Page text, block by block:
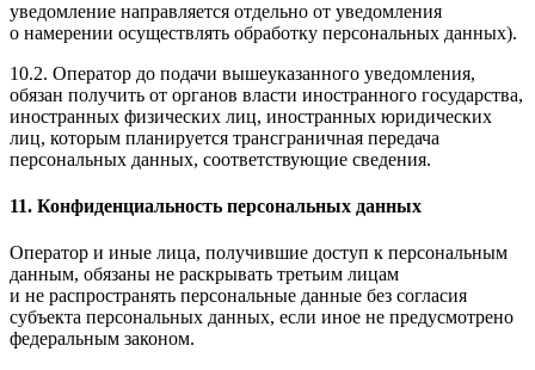
уведомление направляется отдельно от уведомления
о намерении осуществлять обработку персональных данных).
10.2. Оператор до подачи вышеуказанного уведомления,
обязан получить от органов власти иностранного государства,
иностранных физических лиц, иностранных юридических
лиц, которым планируется трансграничная передача
персональных данных, соответствующие сведения.
11. Конфиденциальность персональных данных
Оператор и иные лица, получившие доступ к персональным
данным, обязаны не раскрывать третьим лицам
и не распространять персональные данные без согласия
субъекта персональных данных, если иное не предусмотрено
федеральным законом.